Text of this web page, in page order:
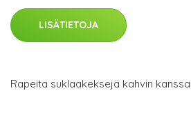
LISÄTIETOJA
Rapeita suklaakeksejä kahvin